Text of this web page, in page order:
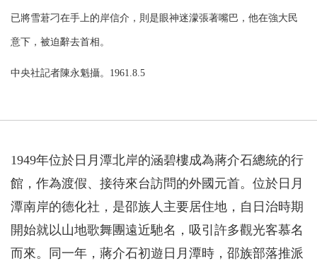
已將雪莙刁在手上的岸信介，則是眼神迷濛張著嘴巴，他在強大民
意下，被迫辭去首相。
中央社記者陳永魁攝。1961.8.5
1949年位於日月潭北岸的涵碧樓成為蔣介石總統的行
館，作為渡假、接待來台訪問的外國元首。位於日月
潭南岸的德化社，是邵族人主要居住地，自日治時期
開始就以山地歌舞團遠近馳名，吸引許多觀光客慕名
而來。同一年，蔣介石初遊日月潭時，邵族部落推派